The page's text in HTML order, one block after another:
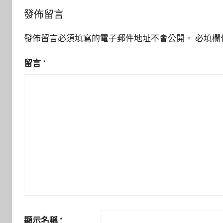
發佈留言
發佈留言必須填寫的電子郵件地址不會公開。 必填欄
留言 *
顯示名稱 *